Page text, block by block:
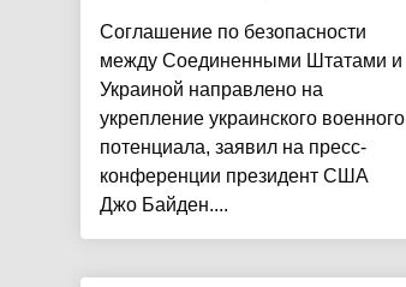
Соглашение по безопасности
между Соединенными Штатами и
Украиной направлено на
укрепление украинского военного
потенциала, заявил на пресс-
конференции президент США
Джо Байден....